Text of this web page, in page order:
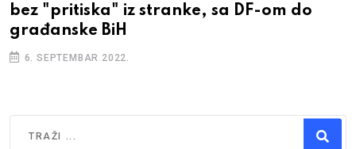
bez "pritiska" iz stranke, sa DF-om do
građanske BiH
6. SEPTEMBAR 2022.